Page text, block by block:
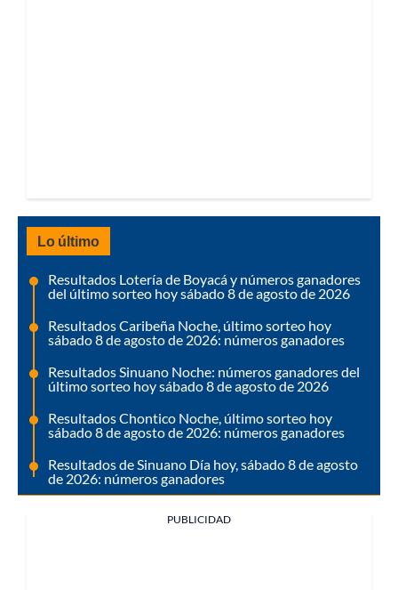
Lo último
Resultados Lotería de Boyacá y números ganadores
del último sorteo hoy sábado 8 de agosto de 2026
Resultados Caribeña Noche, último sorteo hoy
sábado 8 de agosto de 2026: números ganadores
Resultados Sinuano Noche: números ganadores del
último sorteo hoy sábado 8 de agosto de 2026
Resultados Chontico Noche, último sorteo hoy
sábado 8 de agosto de 2026: números ganadores
Resultados de Sinuano Día hoy, sábado 8 de agosto
de 2026: números ganadores
PUBLICIDAD